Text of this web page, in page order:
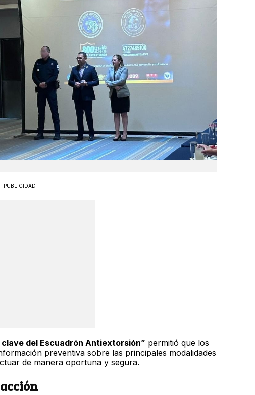
PUBLICIDAD
del Escuadrón Antiextorsión” permitió que los
preventiva sobre las principales modalidades
de manera oportuna y segura.